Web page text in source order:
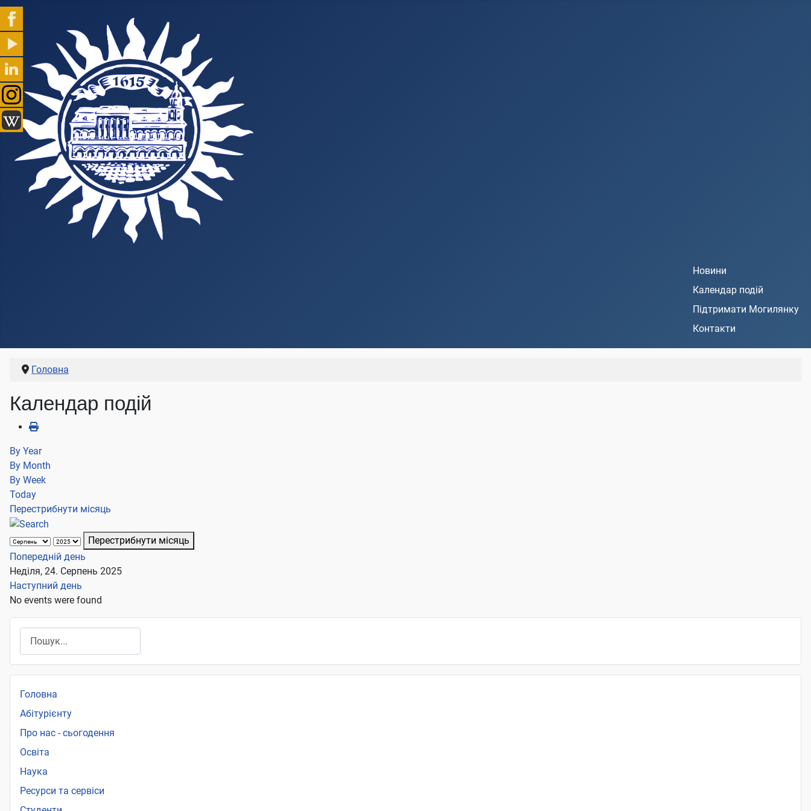
Новини
Календар подій
Підтримати Могилянку
Контакти
Головна
Календар подій
By Year
By Month
By Week
Today
Перестрибнути місяць
Перестрибнути місяць
Попередній день
Неділя, 24. Серпень 2025
Наступний день
No events were found
Головна
Абітурієнту
Про нас - сьогодення
Освіта
Наука
Ресурси та сервіси